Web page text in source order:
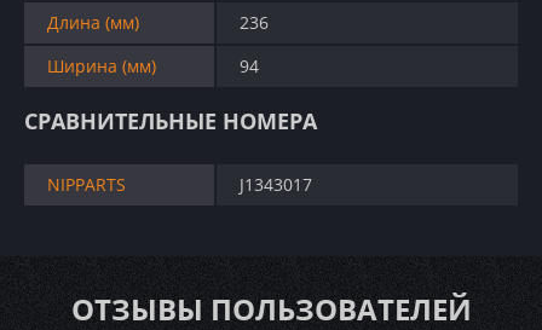
Длина (мм)
236
Ширина (мм)
94
СРАВНИТЕЛЬНЫЕ НОМЕРА
NIPPARTS J1343017
ОТЗЫВЫ ПОЛЬЗОВАТЕЛЕЙ